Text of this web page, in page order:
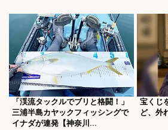
「渓流タックルでブリと格闘！」
三浦半島カヤックフィッシングで
イナダが連発【神奈川...
宝くじ
ど、外